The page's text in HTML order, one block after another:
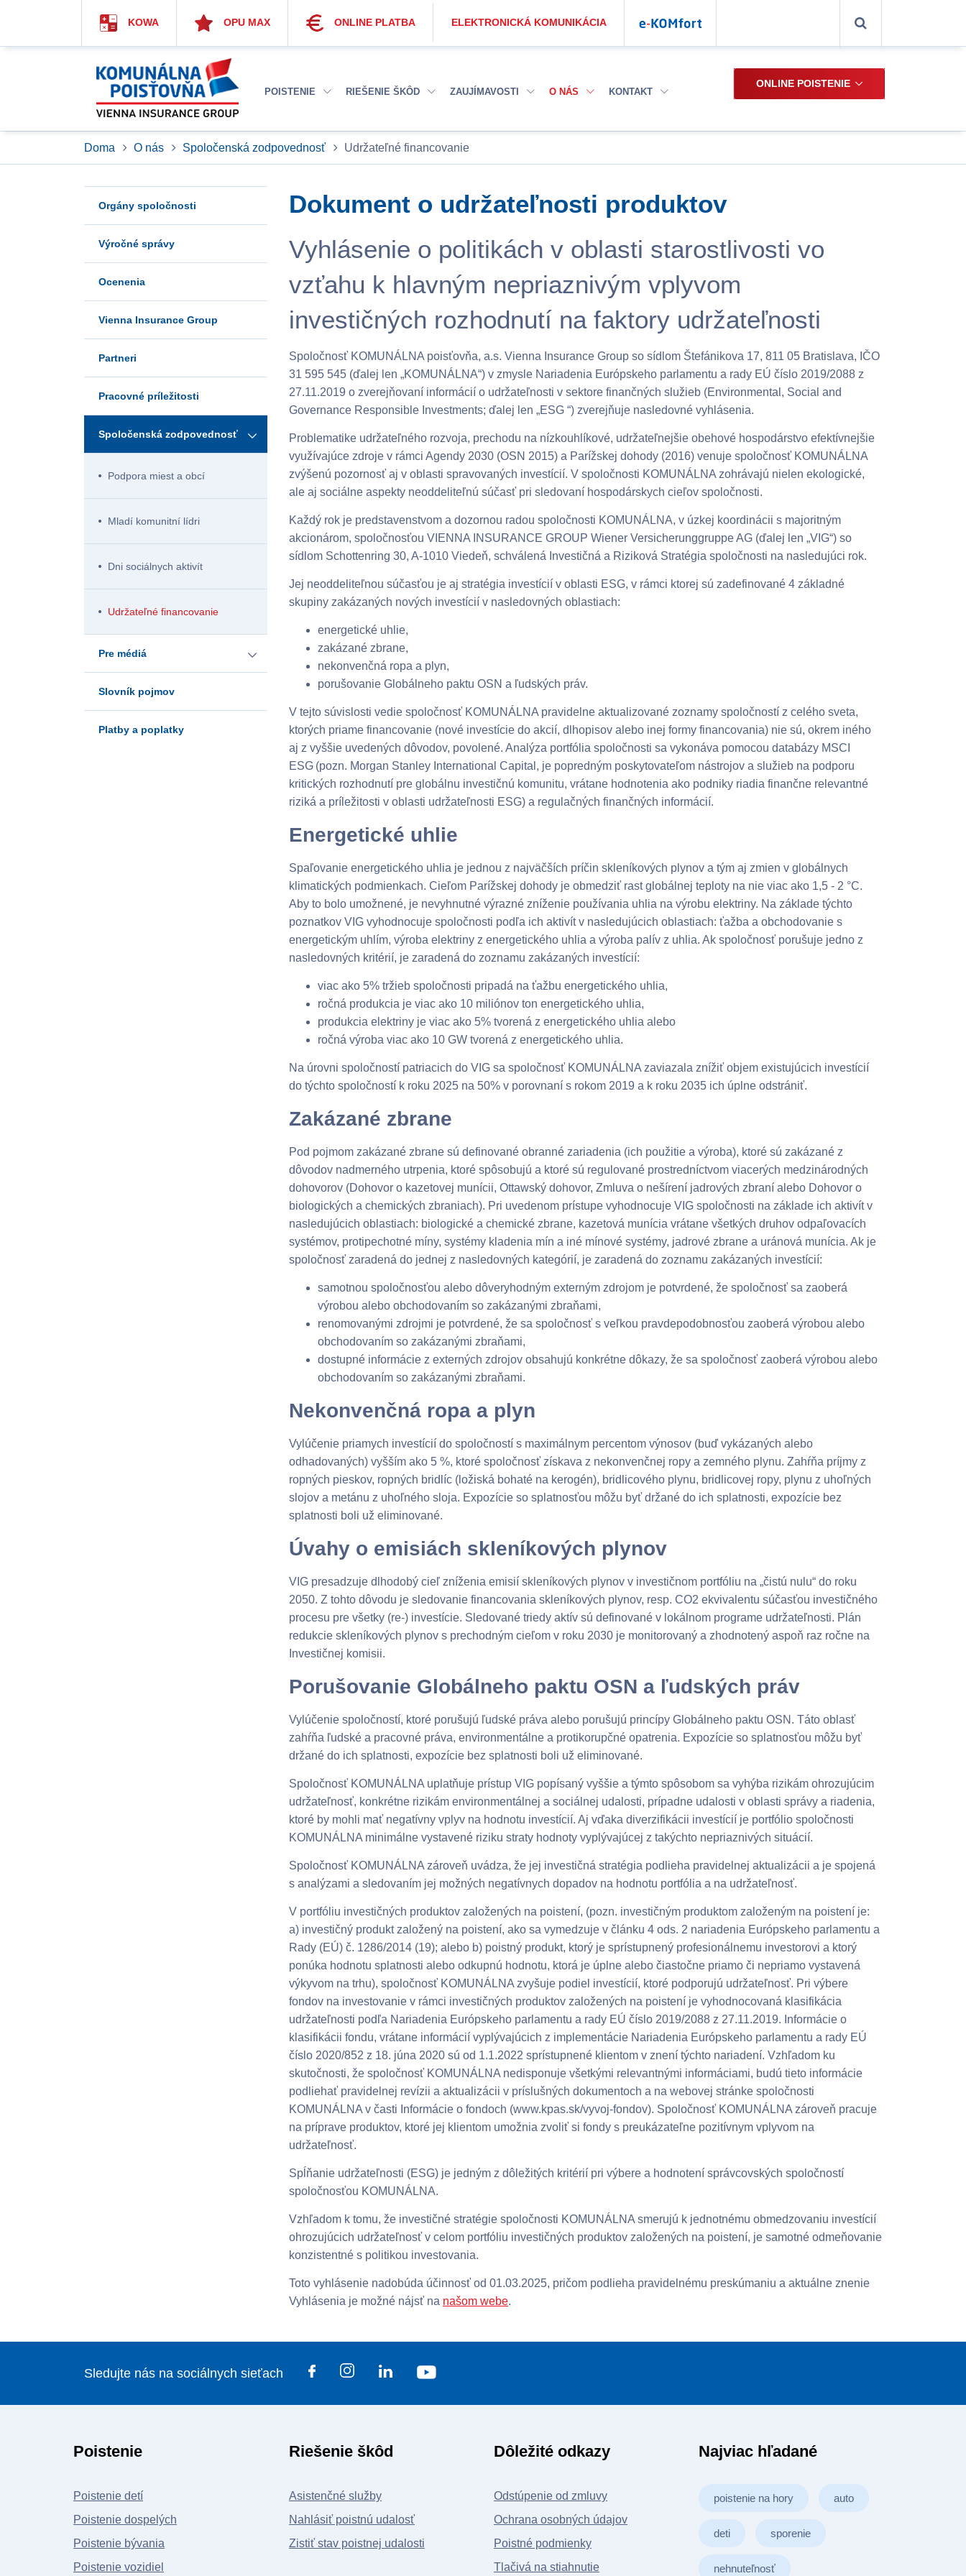
KOWA OPU MAX ONLINE PLATBA ELEKTRONICKÁ KOMUNIKÁCIA
POISTENIE RIEŠENIE ŠKÔD ZAUJÍMAVOSTI O NÁS KONTAKT
ONLINE POISTENIE
Doma O nás Spoločenská zodpovednosť Udržateľné financovanie
Orgány spoločnosti
Výročné správy
Ocenenia
Vienna Insurance Group
Partneri
Pracovné príležitosti
Spoločenská zodpovednosť
Podpora miest a obcí
Mladí komunitní lídri
Dni sociálnych aktivít
Udržateľné financovanie
Pre médiá
Korporátna identita
Slovník pojmov
Platby a poplatky
Dokument o udržateľnosti produktov
Vyhlásenie o politikách v oblasti starostlivosti vo
vzťahu k hlavným nepriaznivým vplyvom
investičných rozhodnutí na faktory udržateľnosti
Spoločnosť KOMUNÁLNA poisťovňa, a.s. Vienna Insurance Group so sídlom Štefánikova 17, 811 05 Bratislava, IČO
31 595 545 (ďalej len „KOMUNÁLNA“) v zmysle Nariadenia Európskeho parlamentu a rady EÚ číslo 2019/2088 z
27.11.2019 o zverejňovaní informácií o udržateľnosti v sektore finančných služieb (Environmental, Social and
Governance Responsible Investments; ďalej len „ESG “) zverejňuje nasledovné vyhlásenia.
Problematike udržateľného rozvoja, prechodu na nízkouhlíkové, udržateľnejšie obehové hospodárstvo efektívnejšie
využívajúce zdroje v rámci Agendy 2030 (OSN 2015) a Parížskej dohody (2016) venuje spoločnosť KOMUNÁLNA
zvýšenú pozornosť aj v oblasti spravovaných investícií. V spoločnosti KOMUNÁLNA zohrávajú nielen ekologické,
ale aj sociálne aspekty neoddeliteľnú súčasť pri sledovaní hospodárskych cieľov spoločnosti.
Každý rok je predstavenstvom a dozornou radou spoločnosti KOMUNÁLNA, v úzkej koordinácii s majoritným
akcionárom, spoločnosťou VIENNA INSURANCE GROUP Wiener Versicherunggruppe AG (ďalej len „VIG“) so
sídlom Schottenring 30, A-1010 Viedeň, schválená Investičná a Riziková Stratégia spoločnosti na nasledujúci rok.
Jej neoddeliteľnou súčasťou je aj stratégia investícií v oblasti ESG, v rámci ktorej sú zadefinované 4 základné
skupiny zakázaných nových investícií v nasledovných oblastiach:
energetické uhlie,
zakázané zbrane,
nekonvenčná ropa a plyn,
porušovanie Globálneho paktu OSN a ľudských práv.
V tejto súvislosti vedie spoločnosť KOMUNÁLNA pravidelne aktualizované zoznamy spoločností z celého sveta,
ktorých priame financovanie (nové investície do akcií, dlhopisov alebo inej formy financovania) nie sú, okrem iného
aj z vyššie uvedených dôvodov, povolené. Analýza portfólia spoločnosti sa vykonáva pomocou databázy MSCI
ESG (pozn. Morgan Stanley International Capital, je popredným poskytovateľom nástrojov a služieb na podporu
kritických rozhodnutí pre globálnu investičnú komunitu, vrátane hodnotenia ako podniky riadia finančne relevantné
riziká a príležitosti v oblasti udržateľnosti ESG) a regulačných finančných informácií.
Energetické uhlie
Spaľovanie energetického uhlia je jednou z najväčších príčin skleníkových plynov a tým aj zmien v globálnych
klimatických podmienkach. Cieľom Parížskej dohody je obmedziť rast globálnej teploty na nie viac ako 1,5 - 2 °C.
Aby to bolo umožnené, je nevyhnutné výrazné zníženie používania uhlia na výrobu elektriny. Na základe týchto
poznatkov VIG vyhodnocuje spoločnosti podľa ich aktivít v nasledujúcich oblastiach: ťažba a obchodovanie s
energetickým uhlím, výroba elektriny z energetického uhlia a výroba palív z uhlia. Ak spoločnosť porušuje jedno z
nasledovných kritérií, je zaradená do zoznamu zakázaných investícií:
viac ako 5% tržieb spoločnosti pripadá na ťažbu energetického uhlia,
ročná produkcia je viac ako 10 miliónov ton energetického uhlia,
produkcia elektriny je viac ako 5% tvorená z energetického uhlia alebo
ročná výroba viac ako 10 GW tvorená z energetického uhlia.
Na úrovni spoločností patriacich do VIG sa spoločnosť KOMUNÁLNA zaviazala znížiť objem existujúcich investícií
do týchto spoločností k roku 2025 na 50% v porovnaní s rokom 2019 a k roku 2035 ich úplne odstrániť.
Zakázané zbrane
Pod pojmom zakázané zbrane sú definované obranné zariadenia (ich použitie a výroba), ktoré sú zakázané z
dôvodov nadmerného utrpenia, ktoré spôsobujú a ktoré sú regulované prostredníctvom viacerých medzinárodných
dohovorov (Dohovor o kazetovej munícii, Ottawský dohovor, Zmluva o nešírení jadrových zbraní alebo Dohovor o
biologických a chemických zbraniach). Pri uvedenom prístupe vyhodnocuje VIG spoločnosti na základe ich aktivít v
nasledujúcich oblastiach: biologické a chemické zbrane, kazetová munícia vrátane všetkých druhov odpaľovacích
systémov, protipechotné míny, systémy kladenia mín a iné mínové systémy, jadrové zbrane a uránová munícia. Ak je
spoločnosť zaradená do jednej z nasledovných kategórií, je zaradená do zoznamu zakázaných investícií:
samotnou spoločnosťou alebo dôveryhodným externým zdrojom je potvrdené, že spoločnosť sa zaoberá
výrobou alebo obchodovaním so zakázanými zbraňami,
renomovanými zdrojmi je potvrdené, že sa spoločnosť s veľkou pravdepodobnosťou zaoberá výrobou alebo
obchodovaním so zakázanými zbraňami,
dostupné informácie z externých zdrojov obsahujú konkrétne dôkazy, že sa spoločnosť zaoberá výrobou alebo
obchodovaním so zakázanými zbraňami.
Nekonvenčná ropa a plyn
Vylúčenie priamych investícií do spoločností s maximálnym percentom výnosov (buď vykázaných alebo
odhadovaných) vyšším ako 5 %, ktoré spoločnosť získava z nekonvenčnej ropy a zemného plynu. Zahŕňa príjmy z
ropných pieskov, ropných bridlíc (ložiská bohaté na kerogén), bridlicového plynu, bridlicovej ropy, plynu z uhoľných
slojov a metánu z uhoľného sloja. Expozície so splatnosťou môžu byť držané do ich splatnosti, expozície bez
splatnosti boli už eliminované.
Úvahy o emisiách skleníkových plynov
VIG presadzuje dlhodobý cieľ zníženia emisií skleníkových plynov v investičnom portfóliu na „čistú nulu“ do roku
2050. Z tohto dôvodu je sledovanie financovania skleníkových plynov, resp. CO2 ekvivalentu súčasťou investičného
procesu pre všetky (re-) investície. Sledované triedy aktív sú definované v lokálnom programe udržateľnosti. Plán
redukcie skleníkových plynov s prechodným cieľom v roku 2030 je monitorovaný a zhodnotený aspoň raz ročne na
Investičnej komisii.
Porušovanie Globálneho paktu OSN a ľudských práv
Vylúčenie spoločností, ktoré porušujú ľudské práva alebo porušujú princípy Globálneho paktu OSN. Táto oblasť
zahŕňa ľudské a pracovné práva, environmentálne a protikorupčné opatrenia. Expozície so splatnosťou môžu byť
držané do ich splatnosti, expozície bez splatnosti boli už eliminované.
Spoločnosť KOMUNÁLNA uplatňuje prístup VIG popísaný vyššie a týmto spôsobom sa vyhýba rizikám ohrozujúcim
udržateľnosť, konkrétne rizikám environmentálnej a sociálnej udalosti, prípadne udalosti v oblasti správy a riadenia,
ktoré by mohli mať negatívny vplyv na hodnotu investícií. Aj vďaka diverzifikácii investícií je portfólio spoločnosti
KOMUNÁLNA minimálne vystavené riziku straty hodnoty vyplývajúcej z takýchto nepriaznivých situácií.
Spoločnosť KOMUNÁLNA zároveň uvádza, že jej investičná stratégia podlieha pravidelnej aktualizácii a je spojená
s analýzami a sledovaním jej možných negatívnych dopadov na hodnotu portfólia a na udržateľnosť.
V portfóliu investičných produktov založených na poistení, (pozn. investičným produktom založeným na poistení je:
a) investičný produkt založený na poistení, ako sa vymedzuje v článku 4 ods. 2 nariadenia Európskeho parlamentu a
Rady (EÚ) č. 1286/2014 (19); alebo b) poistný produkt, ktorý je sprístupnený profesionálnemu investorovi a ktorý
ponúka hodnotu splatnosti alebo odkupnú hodnotu, ktorá je úplne alebo čiastočne priamo či nepriamo vystavená
výkyvom na trhu), spoločnosť KOMUNÁLNA zvyšuje podiel investícií, ktoré podporujú udržateľnosť. Pri výbere
fondov na investovanie v rámci investičných produktov založených na poistení je vyhodnocovaná klasifikácia
udržateľnosti podľa Nariadenia Európskeho parlamentu a rady EÚ číslo 2019/2088 z 27.11.2019. Informácie o
klasifikácii fondu, vrátane informácií vyplývajúcich z implementácie Nariadenia Európskeho parlamentu a rady EÚ
číslo 2020/852 z 18. júna 2020 sú od 1.1.2022 sprístupnené klientom v znení týchto nariadení. Vzhľadom ku
skutočnosti, že spoločnosť KOMUNÁLNA nedisponuje všetkými relevantnými informáciami, budú tieto informácie
podliehať pravidelnej revízii a aktualizácii v príslušných dokumentoch a na webovej stránke spoločnosti
KOMUNÁLNA v časti Informácie o fondoch (www.kpas.sk/vyvoj-fondov). Spoločnosť KOMUNÁLNA zároveň pracuje
na príprave produktov, ktoré jej klientom umožnia zvoliť si fondy s preukázateľne pozitívnym vplyvom na
udržateľnosť.
Spĺňanie udržateľnosti (ESG) je jedným z dôležitých kritérií pri výbere a hodnotení správcovských spoločností
spoločnosťou KOMUNÁLNA.
Vzhľadom k tomu, že investičné stratégie spoločnosti KOMUNÁLNA smerujú k jednotnému obmedzovaniu investícií
ohrozujúcich udržateľnosť v celom portfóliu investičných produktov založených na poistení, je samotné odmeňovanie
konzistentné s politikou investovania.
Toto vyhlásenie nadobúda účinnosť od 01.03.2025, pričom podlieha pravidelnému preskúmaniu a aktuálne znenie
Vyhlásenia je možné nájsť na našom webe.
Sledujte nás na sociálnych sieťach
Poistenie
Poistenie detí
Poistenie dospelých
Poistenie bývania
Poistenie vozidiel
Riešenie škôd
Asistenčné služby
Nahlásiť poistnú udalosť
Zistiť stav poistnej udalosti
Dôležité odkazy
Odstúpenie od zmluvy
Ochrana osobných údajov
Poistné podmienky
Tlačivá na stiahnutie
Najviac hľadané
poistenie na hory auto
deti sporenie
nehnuteľnosť